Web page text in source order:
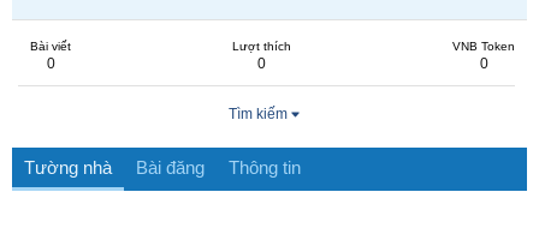
Bài viết
0
Lượt thích
0
VNB Token
0
Tìm kiếm
Tường nhà Bài đăng Thông tin